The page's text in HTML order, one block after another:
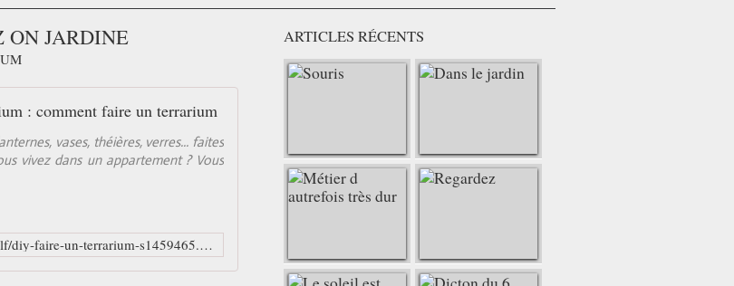
JARDINE
: comment faire un terrarium
vases, théières, verres... faites
vivez dans un appartement ? Vous
https://www.aufeminin.com/tutos-diy-do-it-yourself/diy-faire-un-terrarium-s1459465.html
ARTICLES RÉCENTS